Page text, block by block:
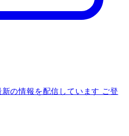
の情報を配信しています ご登